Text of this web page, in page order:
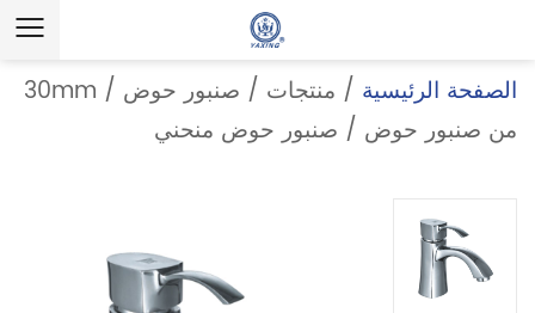
الصفحة الرئيسية / منتجات / صنبور حوض /
30mm
من صنبور حوض / صنبور حوض منحني